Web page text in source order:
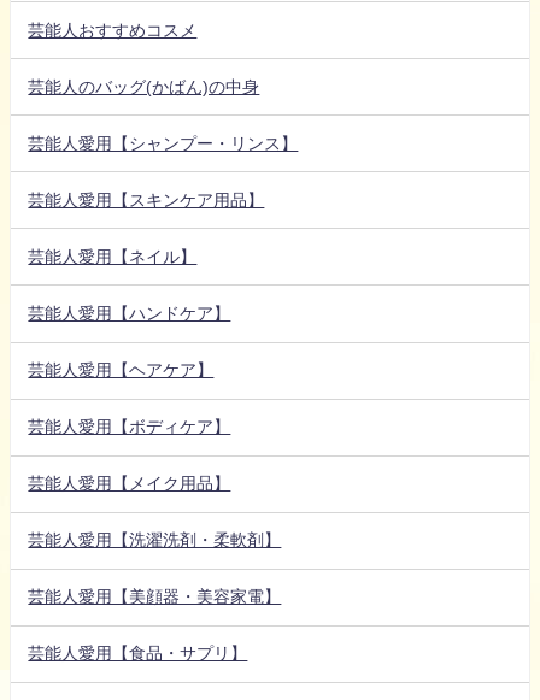
芸能人おすすめコスメ
芸能人のバッグ(かばん)の中身
芸能人愛用【シャンプー・リンス】
芸能人愛用【スキンケア用品】
芸能人愛用【ネイル】
芸能人愛用【ハンドケア】
芸能人愛用【ヘアケア】
芸能人愛用【ボディケア】
芸能人愛用【メイク用品】
芸能人愛用【洗濯洗剤・柔軟剤】
芸能人愛用【美顔器・美容家電】
芸能人愛用【食品・サプリ】